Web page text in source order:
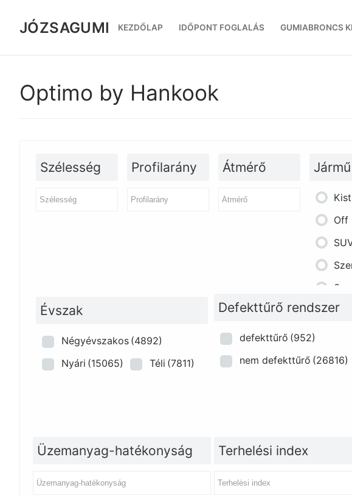
tartalomra
JÓZSAGUMI KEZDŐLAP IDŐPONT FOGLALÁS GUMIABRONCS
Optimo by Hankook
Szélesség Profilarány Átmérő
Off
Évszak
Négyévszakos (4892)
Nyári (15065) Téli (7811)
Defekttűrő rendszer
defekttűrő (952)
nem defekttűrő (26816)
Üzemanyag-hatékonyság Terhelési index